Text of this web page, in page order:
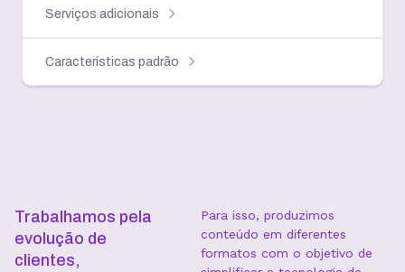
Serviços adicionais
Características padrão
Trabalhamos pela
evolução de
clientes,
Para isso, produzimos
conteúdo em diferentes
formatos com o objetivo de